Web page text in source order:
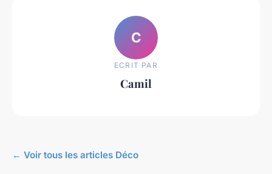
C
ECRIT PAR
Camil
← Voir tous les articles Déco